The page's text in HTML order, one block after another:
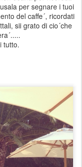
per segnare i tuoi
del caffe´, ricordati
sii grato di cio´che
tutto.